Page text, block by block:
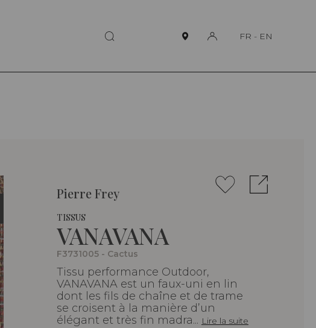
FR - EN
Pierre Frey
TISSUS
VANAVANA
F3731005 - Cactus
Tissu performance Outdoor,
VANAVANA est un faux-uni en lin
dont les fils de chaîne et de trame
se croisent à la manière d’un
élégant et très fin madra... Lire la suite